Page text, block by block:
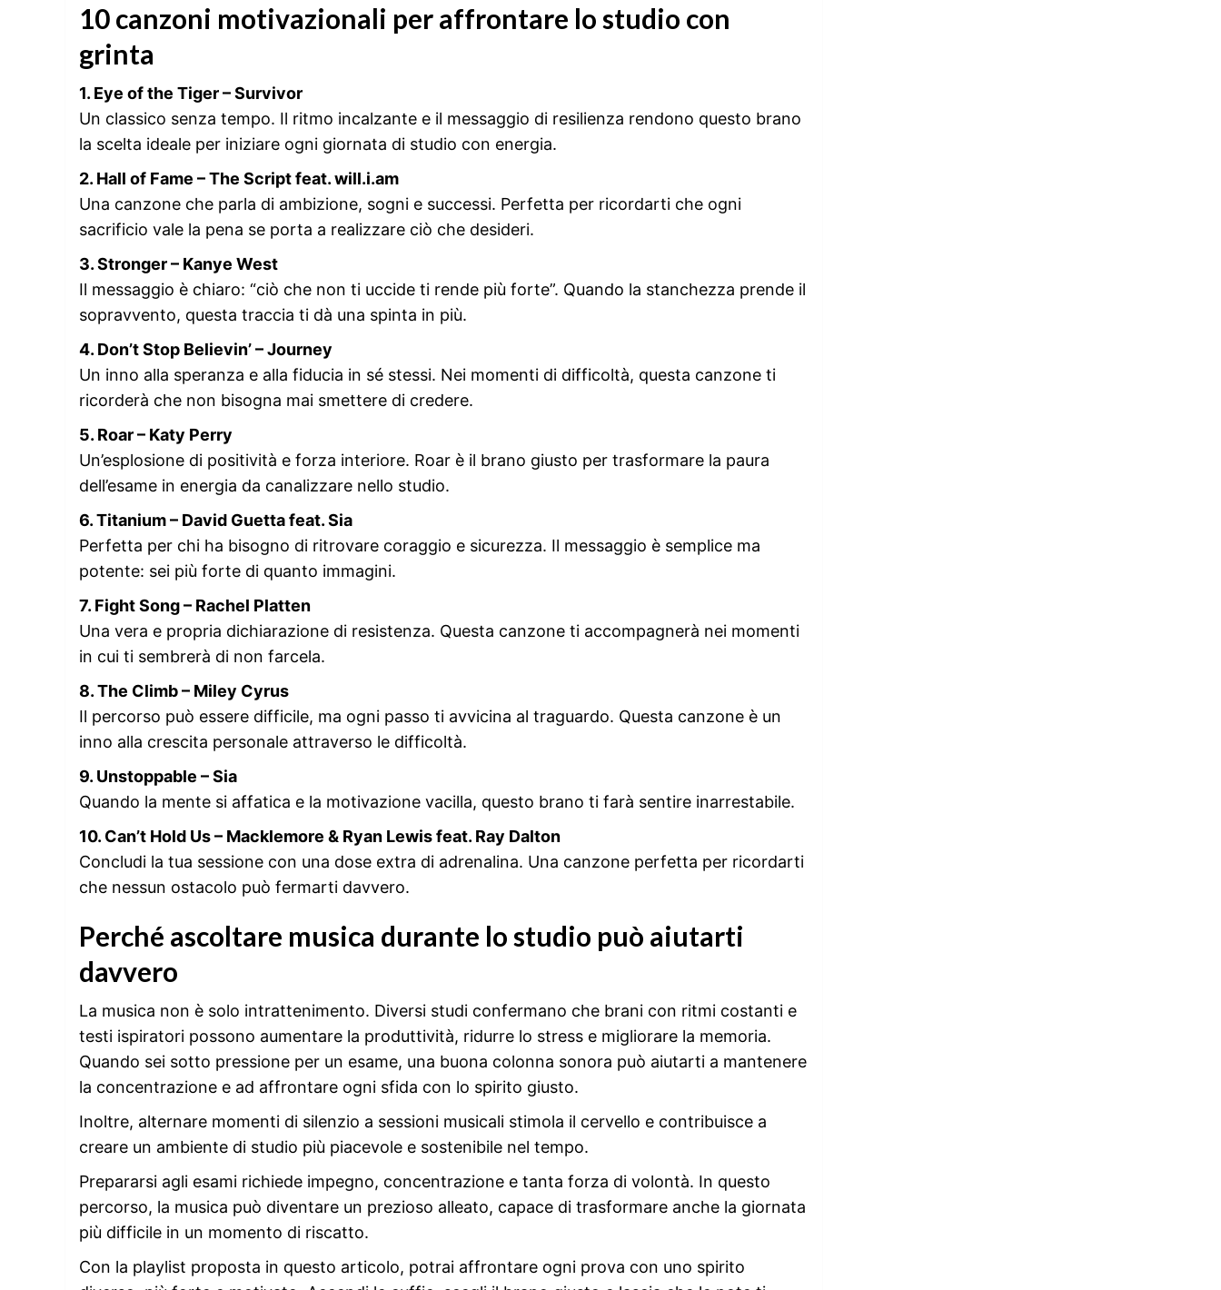
10 canzoni motivazionali per affrontare lo studio con
grinta
1. Eye of the Tiger – Survivor
Un classico senza tempo. Il ritmo incalzante e il messaggio di resilienza rendono questo brano
la scelta ideale per iniziare ogni giornata di studio con energia.
2. Hall of Fame – The Script feat. will.i.am
Una canzone che parla di ambizione, sogni e successi. Perfetta per ricordarti che ogni
sacrificio vale la pena se porta a realizzare ciò che desideri.
3. Stronger – Kanye West
Il messaggio è chiaro: “ciò che non ti uccide ti rende più forte”. Quando la stanchezza prende il
sopravvento, questa traccia ti dà una spinta in più.
4. Don’t Stop Believin’ – Journey
Un inno alla speranza e alla fiducia in sé stessi. Nei momenti di difficoltà, questa canzone ti
ricorderà che non bisogna mai smettere di credere.
5. Roar – Katy Perry
Un’esplosione di positività e forza interiore. Roar è il brano giusto per trasformare la paura
dell’esame in energia da canalizzare nello studio.
6. Titanium – David Guetta feat. Sia
Perfetta per chi ha bisogno di ritrovare coraggio e sicurezza. Il messaggio è semplice ma
potente: sei più forte di quanto immagini.
7. Fight Song – Rachel Platten
Una vera e propria dichiarazione di resistenza. Questa canzone ti accompagnerà nei momenti
in cui ti sembrerà di non farcela.
8. The Climb – Miley Cyrus
Il percorso può essere difficile, ma ogni passo ti avvicina al traguardo. Questa canzone è un
inno alla crescita personale attraverso le difficoltà.
9. Unstoppable – Sia
Quando la mente si affatica e la motivazione vacilla, questo brano ti farà sentire inarrestabile.
10. Can’t Hold Us – Macklemore & Ryan Lewis feat. Ray Dalton
Concludi la tua sessione con una dose extra di adrenalina. Una canzone perfetta per ricordarti
che nessun ostacolo può fermarti davvero.
Perché ascoltare musica durante lo studio può aiutarti
davvero
La musica non è solo intrattenimento. Diversi studi confermano che brani con ritmi costanti e
testi ispiratori possono aumentare la produttività, ridurre lo stress e migliorare la memoria.
Quando sei sotto pressione per un esame, una buona colonna sonora può aiutarti a mantenere
la concentrazione e ad affrontare ogni sfida con lo spirito giusto.
Inoltre, alternare momenti di silenzio a sessioni musicali stimola il cervello e contribuisce a
creare un ambiente di studio più piacevole e sostenibile nel tempo.
Prepararsi agli esami richiede impegno, concentrazione e tanta forza di volontà. In questo
percorso, la musica può diventare un prezioso alleato, capace di trasformare anche la giornata
più difficile in un momento di riscatto.
Con la playlist proposta in questo articolo, potrai affrontare ogni prova con uno spirito